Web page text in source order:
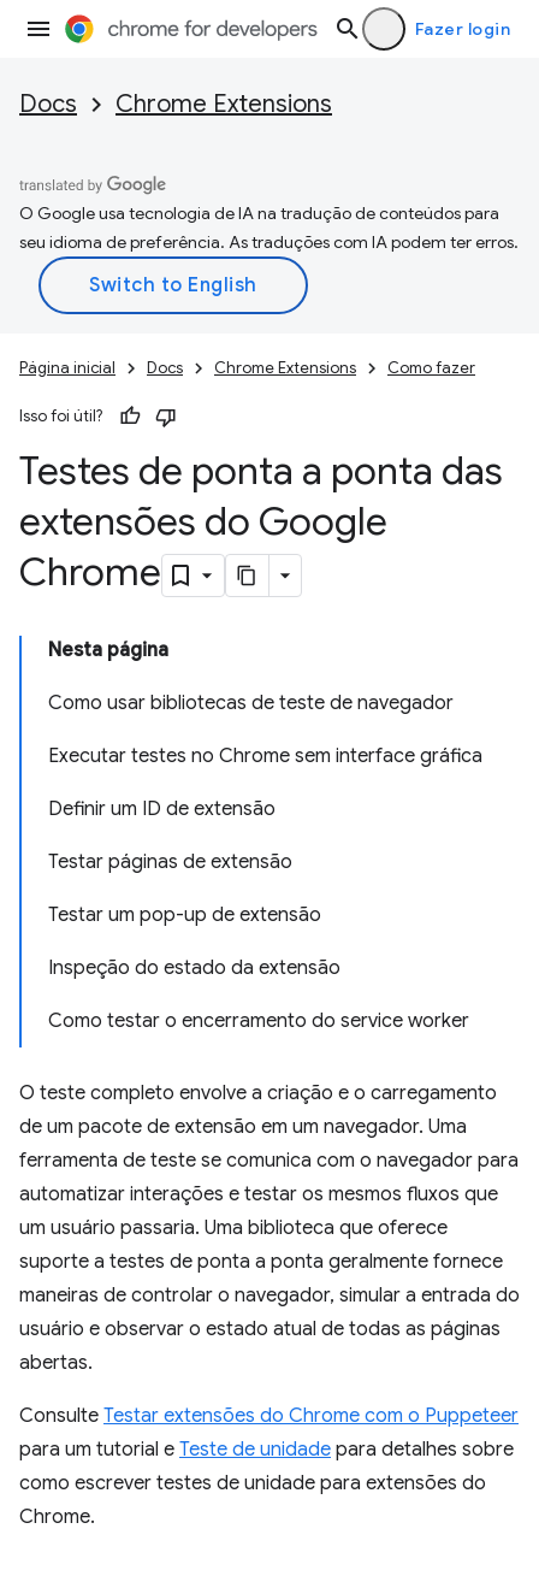
Fazer login
Docs Chrome Extensions
O Google usa tecnologia de IA na tradução de conteúdos para
seu idioma de preferência. As traduções com IA podem ter erros.
Página inicial Docs Chrome Extensions Como fazer
Isso foi útil?
Testes de ponta a ponta das
extensões do Google
Chrome
Nesta página
Como usar bibliotecas de teste de navegador
Executar testes no Chrome sem interface gráfica
Definir um ID de extensão
Testar páginas de extensão
Testar um pop-up de extensão
Inspeção do estado da extensão
Como testar o encerramento do service worker
O teste completo envolve a criação e o carregamento
de um pacote de extensão em um navegador. Uma
ferramenta de teste se comunica com o navegador para
automatizar interações e testar os mesmos fluxos que
um usuário passaria. Uma biblioteca que oferece
suporte a testes de ponta a ponta geralmente fornece
maneiras de controlar o navegador, simular a entrada do
usuário e observar o estado atual de todas as páginas
abertas.
Consulte Testar extensões do Chrome com o Puppeteer
para um tutorial e Teste de unidade para detalhes sobre
como escrever testes de unidade para extensões do
Chrome.